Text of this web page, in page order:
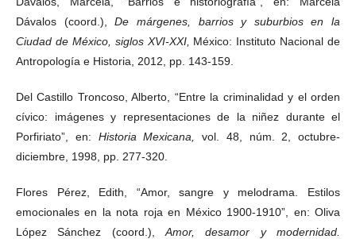
Dávalos (coord.),De márgenes, barrios y suburbios en la
Ciudad de México, siglos XVI-XXI, México: Instituto Nacional de
Antropología e Historia, 2012, pp. 143-159.
Del Castillo Troncoso, Alberto, “Entre la criminalidad y el orden
cívico: imágenes y representaciones de la niñez durante el
Porfiriato”, en: Historia Mexicana, vol. 48, núm. 2, octubre-
diciembre, 1998, pp. 277-320.
Flores Pérez, Edith, “Amor, sangre y melodrama. Estilos
emocionales en la nota roja en México 1900-1910”, en: Oliva
López Sánchez (coord.), Amor, desamor y modernidad.